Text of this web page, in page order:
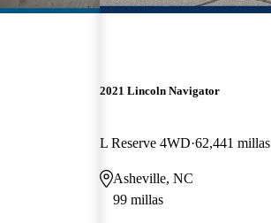
2021 Lincoln Navigator
L Reserve 4WD 62,441 millas
Asheville, NC
99 millas